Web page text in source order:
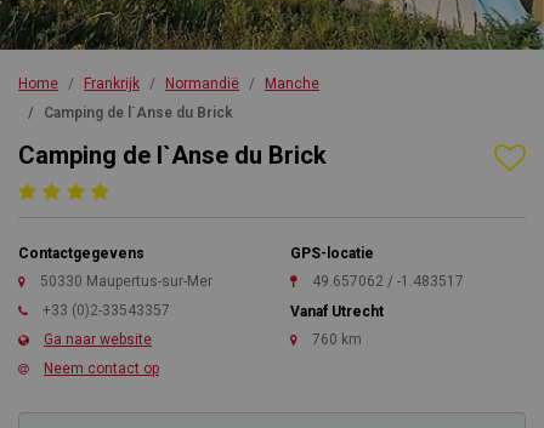
Camping de l`Anse du Brick
Contactgegevens
50330 Maupertus-sur-Mer
+33 (0)2-33543357
Ga naar website
Neem contact op
GPS-locatie
49.657062 / -1.483517
Vanaf Utrecht
760 km
Home Frankrijk Normandië
Manche
Camping de l`Anse du Brick